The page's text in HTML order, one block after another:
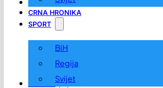
LOKALNO
CRNA HRONIKA
SPORT
BiH
Regija
Svijet
ZABAVA